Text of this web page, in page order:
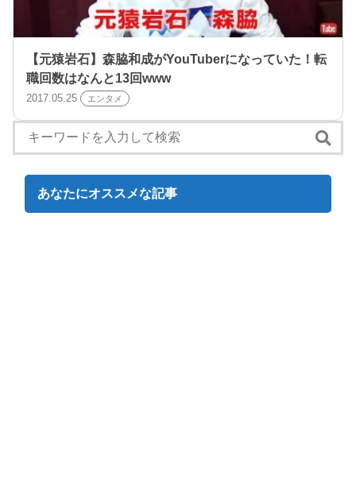
【元猿岩石】森脇和成がYouTuberになっていた！転
職回数はなんと13回www
2017.05.25 エンタメ
あなたにオススメな記事